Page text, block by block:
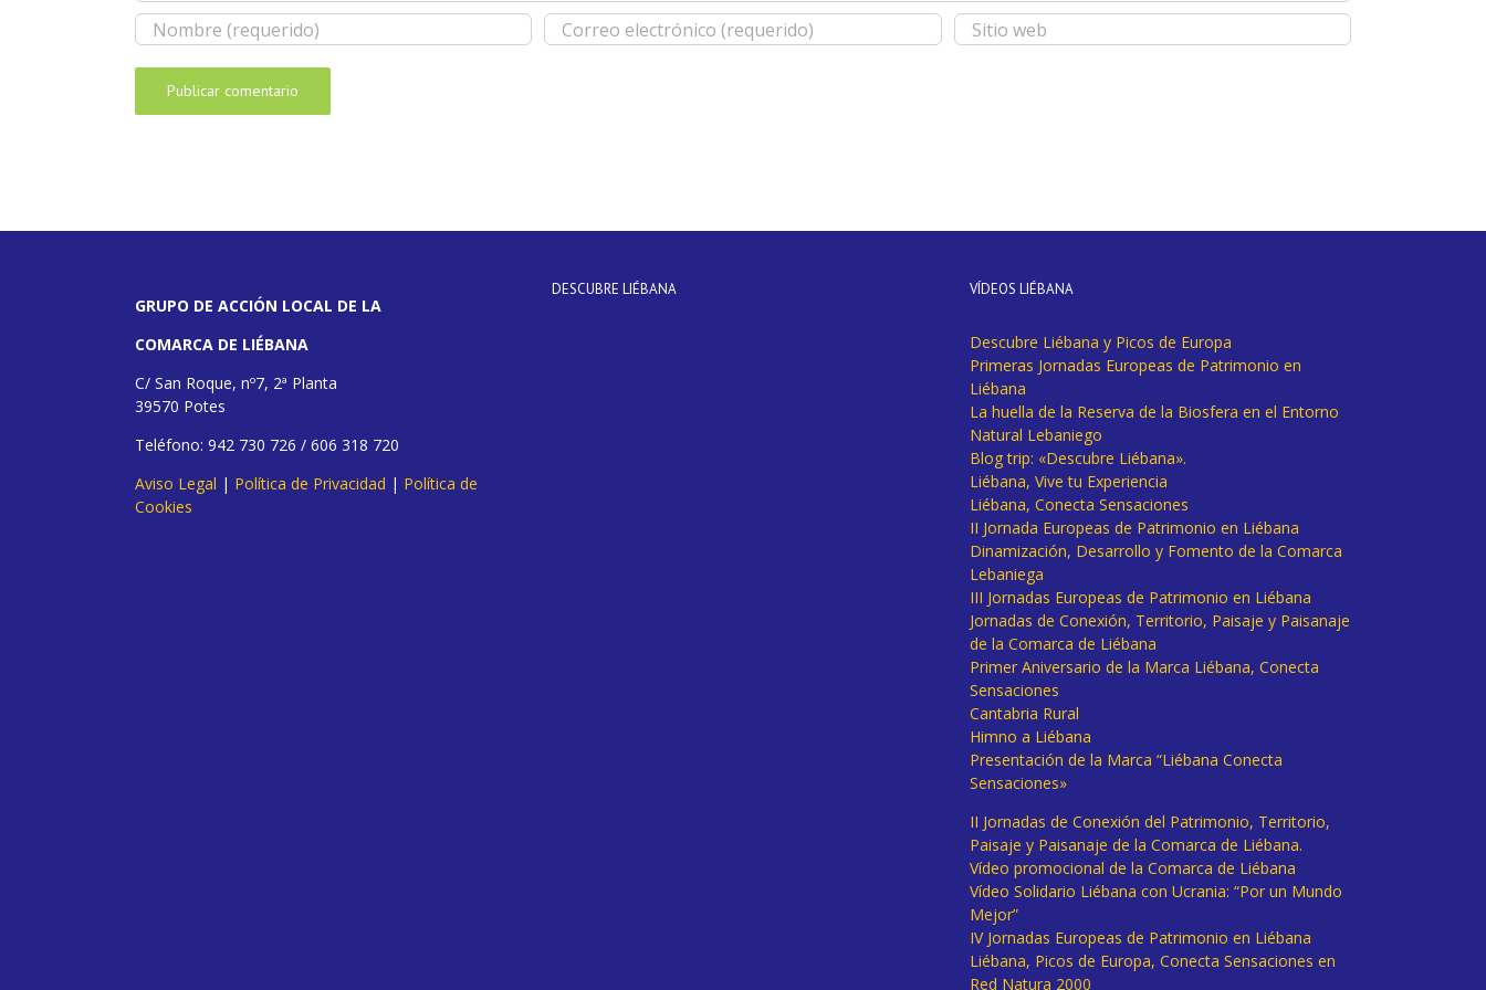
GRUPO DE ACCIÓN LOCAL DE LA
COMARCA DE LIÉBANA
C/ San Roque, nº7, 2ª Planta
39570 Potes
Teléfono: 942 730 726 / 606 318 720
Aviso Legal | Política de Privacidad | Política de
Cookies
DESCUBRE LIÉBANA VÍDEOS LIÉBANA
Descubre Liébana y Picos de Europa
Primeras Jornadas Europeas de Patrimonio en
Liébana
La huella de la Reserva de la Biosfera en el Entorno
Natural Lebaniego
Blog trip: «Descubre Liébana».
Liébana, Vive tu Experiencia
Liébana, Conecta Sensaciones
II Jornada Europeas de Patrimonio en Liébana
Dinamización, Desarrollo y Fomento de la Comarca
Lebaniega
III Jornadas Europeas de Patrimonio en Liébana
Jornadas de Conexión, Territorio, Paisaje y Paisanaje
de la Comarca de Liébana
Primer Aniversario de la Marca Liébana, Conecta
Sensaciones
Cantabria Rural
Himno a Liébana
Presentación de la Marca “Liébana Conecta
Sensaciones»
II Jornadas de Conexión del Patrimonio, Territorio,
Paisaje y Paisanaje de la Comarca de Liébana.
Vídeo promocional de la Comarca de Liébana
Vídeo Solidario Liébana con Ucrania: “Por un Mundo
Mejor”
IV Jornadas Europeas de Patrimonio en Liébana
Liébana, Picos de Europa, Conecta Sensaciones en
Red Natura 2000